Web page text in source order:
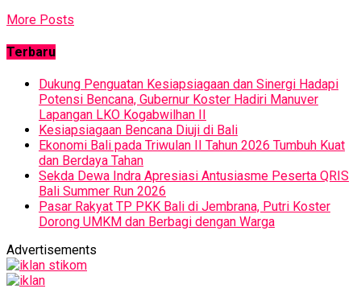
More Posts
Terbaru
Dukung Penguatan Kesiapsiagaan dan Sinergi Hadapi
Potensi Bencana, Gubernur Koster Hadiri Manuver
Lapangan LKO Kogabwilhan II
Kesiapsiagaan Bencana Diuji di Bali
Ekonomi Bali pada Triwulan II Tahun 2026 Tumbuh Kuat
dan Berdaya Tahan
Sekda Dewa Indra Apresiasi Antusiasme Peserta QRIS
Bali Summer Run 2026
Pasar Rakyat TP PKK Bali di Jembrana, Putri Koster
Dorong UMKM dan Berbagi dengan Warga
Advertisements